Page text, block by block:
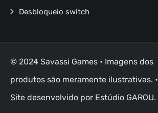
Desbloqueio switch
© 2024 Savassi Games • Imagens dos
produtos são meramente ilustrativas. •
Site desenvolvido por Estúdio GAROU.